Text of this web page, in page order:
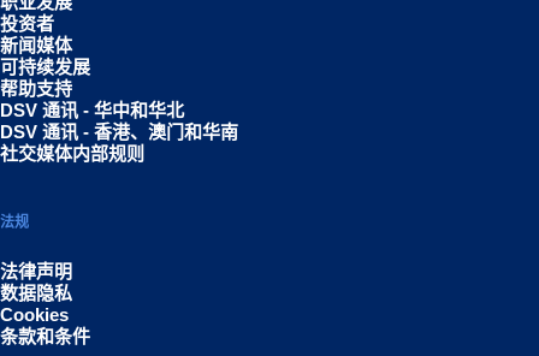
投资者
新闻媒体
可持续发展
帮助支持
DSV 通讯 - 华中和华北
DSV 通讯 - 香港、澳门和华南
社交媒体内部规则
法规
法律声明
数据隐私
Cookies
条款和条件